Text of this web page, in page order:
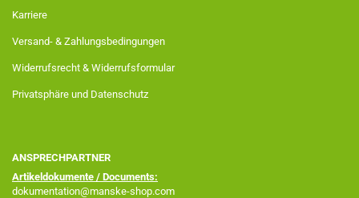
Karriere
Versand- & Zahlungsbedingungen
Widerrufsrecht & Widerrufsformular
Privatsphäre und Datenschutz
ANSPRECHPARTNER
Artikeldokumente / Documents:
dokumentation@manske-shop.com